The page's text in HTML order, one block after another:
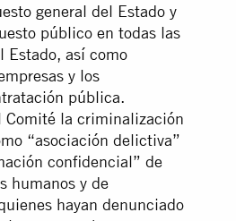
general del Estado y
público en todas las
Estado, así como
y los
pública.
Comité la criminalización
“asociación delictiva”
confidencial” de
humanos y de
hayan denunciado